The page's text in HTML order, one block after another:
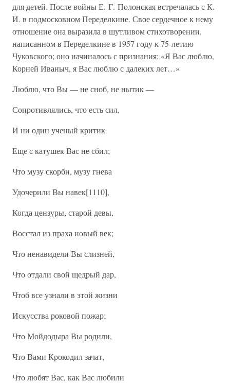
для детей. После войны Е. Г. Полонская встречалась с К.
И. в подмосковном Переделкине. Свое сердечное к нему
отношение она выразила в шутливом стихотворении,
написанном в Переделкине в 1957 году к 75-летию
Чуковского; оно начиналось с признания: «Я Вас люблю,
Корней Иваныч, я Вас люблю с далеких лет…»
Люблю, что Вы — не сноб, не нытик —
Сопротивлялись, что есть сил,
И ни один ученый критик
Еще с катушек Вас не сбил;
Что музу скорби, музу гнева
Удочерили Вы навек[1110],
Когда цензуры, старой девы,
Восстал из праха новый век;
Что ненавидели Вы слизней,
Что отдали свой щедрый дар,
Чтоб все узнали в этой жизни
Искусства роковой пожар;
Что Мойдодыра Вы родили,
Что Вами Крокодил зачат,
Что любят Вас, как Вас любили